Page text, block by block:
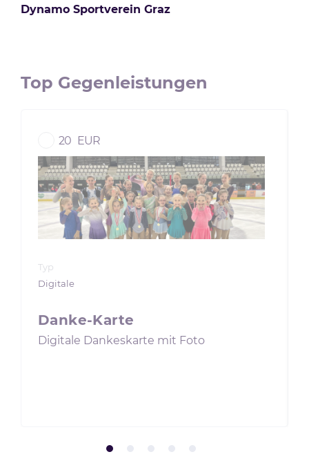
Dynamo Sportverein Graz
Top Gegenleistungen
20 EUR
Typ
Digitale
Danke-Karte
Digitale Dankeskarte mit Foto